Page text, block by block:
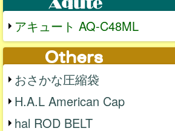
アキュート AQ-C48ML
おさかな圧縮袋
H.A.L American Cap
hal ROD BELT